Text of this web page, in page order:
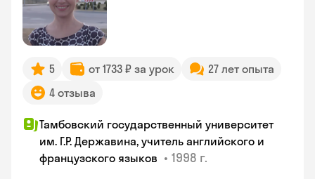
5 от 1733 ₽ за урок
27 лет опыта
4 отзыва
Тамбовский государственный университет
им. Г.Р. Державина, учитель английского и
французского языков • 1998 г.